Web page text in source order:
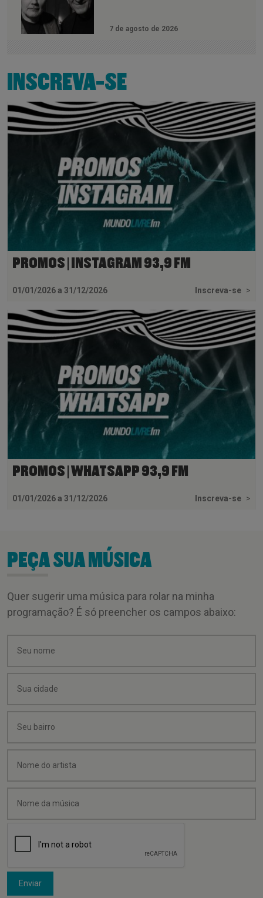
7 de agosto de 2026
INSCREVA-SE
PROMOS | INSTAGRAM 93,9 FM
01/01/2026 a 31/12/2026 Inscreva-se >
PROMOS | WHATSAPP 93,9 FM
01/01/2026 a 31/12/2026 Inscreva-se >
PEÇA SUA MÚSICA
Quer sugerir uma música para rolar na minha
programação? É só preencher os campos abaixo:
Enviar